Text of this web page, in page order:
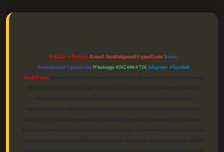
Reklam ve İletişim:E-mail:backlinkpaneli@gmail.comTeams:
forumhizmeti@gmail.comWhatsapp: 0262 606 0 726Telegram: @karabul
Yasal Uyarı: